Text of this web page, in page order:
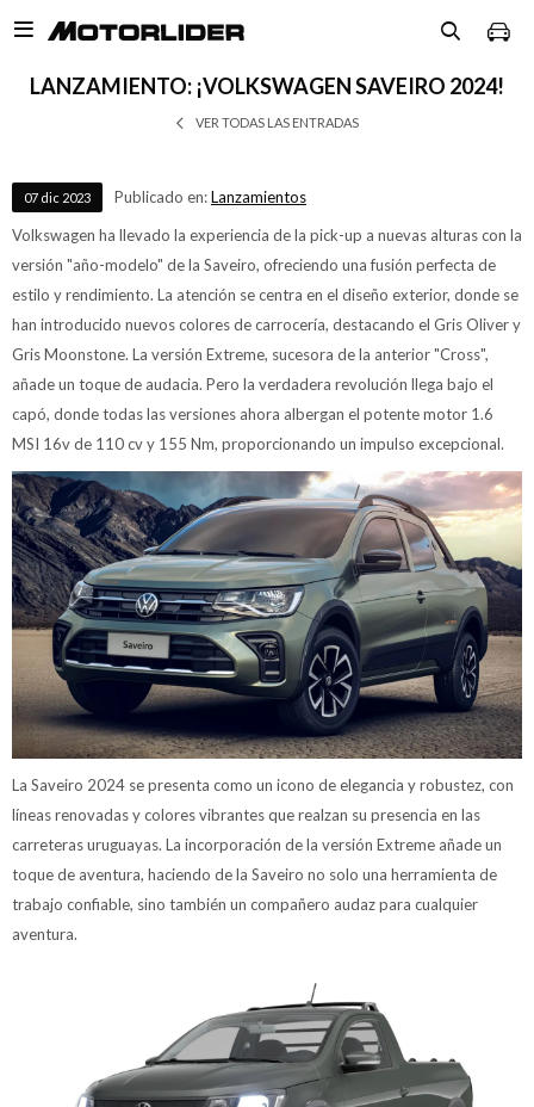

LANZAMIENTO: ¡VOLKSWAGEN SAVEIRO 2024!
VER TODAS LAS ENTRADAS
07 dic 2023 Publicado en:Lanzamientos
Volkswagen ha llevado la experiencia de la pick-up a nuevas alturas con la
versión "año-modelo" de la Saveiro, ofreciendo una fusión perfecta de
estilo y rendimiento. La atención se centra en el diseño exterior, donde se
han introducido nuevos colores de carrocería, destacando el Gris Oliver y
Gris Moonstone. La versión Extreme, sucesora de la anterior "Cross",
añade un toque de audacia. Pero la verdadera revolución llega bajo el
capó, donde todas las versiones ahora albergan el potente motor 1.6
MSI 16v de 110 cv y 155 Nm, proporcionando un impulso excepcional.
La Saveiro 2024 se presenta como un icono de elegancia y robustez, con
líneas renovadas y colores vibrantes que realzan su presencia en las
carreteras uruguayas. La incorporación de la versión Extreme añade un
toque de aventura, haciendo de la Saveiro no solo una herramienta de
trabajo confiable, sino también un compañero audaz para cualquier
aventura.